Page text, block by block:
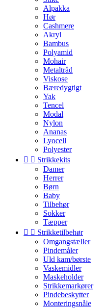
Alpakka
Hør
Cashmere
Akryl
Bambus
Polyamid
Mohair
Metaltråd
Viskose
Bæredygtigt
Yak
Tencel
Modal
Nylon
Ananas
Lyocell
Polyester
  Strikkekits
Damer
Herrer
Børn
Baby
Tilbehør
Sokker
Tæpper
  Strikketilbehør
Omgangstæller
Pindemåler
Uld kam/børste
Vaskemidler
Maskeholder
Strikkemarkører
Pindebeskytter
Monteringsnåle